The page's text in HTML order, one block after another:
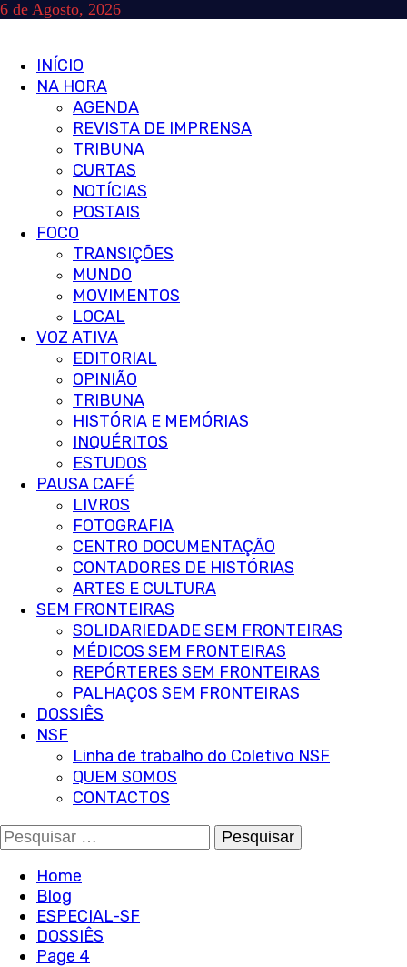
Skip
6 de Agosto, 2026
Primary
Menu
INÍCIO
NA HORA
AGENDA
REVISTA DE IMPRENSA
TRIBUNA
CURTAS
NOTÍCIAS
POSTAIS
FOCO
TRANSIÇÕES
MUNDO
MOVIMENTOS
LOCAL
VOZ ATIVA
EDITORIAL
OPINIÃO
TRIBUNA
HISTÓRIA E MEMÓRIAS
INQUÉRITOS
ESTUDOS
PAUSA CAFÉ
LIVROS
FOTOGRAFIA
CENTRO DOCUMENTAÇÃO
CONTADORES DE HISTÓRIAS
ARTES E CULTURA
SEM FRONTEIRAS
SOLIDARIEDADE SEM FRONTEIRAS
MÉDICOS SEM FRONTEIRAS
REPÓRTERES SEM FRONTEIRAS
PALHAÇOS SEM FRONTEIRAS
DOSSIÊS
NSF
Linha de trabalho do Coletivo NSF
QUEM SOMOS
CONTACTOS
Pesquisar
por:
Home
Blog
ESPECIAL-SF
DOSSIÊS
Page 4